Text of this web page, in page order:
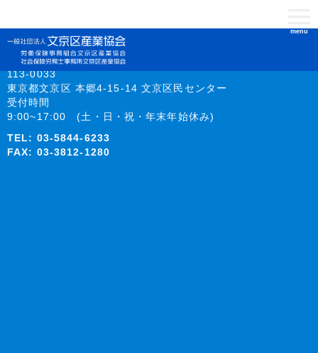
menu
113-0033
東京都文京区 本郷4-15-14 文京区民センター
受付時間
9:00~17:00 (土・日・祝・年末年始休み)
TEL: 03-5844-6233
FAX: 03-3812-1280